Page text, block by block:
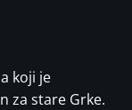
koji je
za stare Grke.